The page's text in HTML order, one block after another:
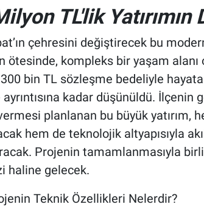
TL'lik Yatırımın
çehresini değiştirecek bu
ötesinde, kompleks bir yaşam
bin TL sözleşme bedeliyle
kadar düşünüldü. İlçenin
planlanan bu büyük yatırım,
hem de teknolojik altyapısıyla
Projenin tamamlanmasıyla
haline gelecek.
Teknik Özellikleri Nelerdir?